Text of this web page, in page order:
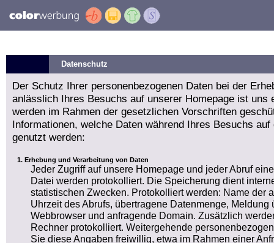
Datenschutz
Der Schutz Ihrer personenbezogenen Daten bei der
anlässlich Ihres Besuchs auf unserer Homepage ist uns
werden im Rahmen der gesetzlichen Vorschriften
Informationen, welche Daten während Ihres Besuchs
genutzt werden:
Erhebung und Verarbeitung von Daten
Jeder Zugriff auf unsere Homepage und jeder Abruf
Datei werden protokolliert. Die Speicherung dient
statistischen Zwecken. Protokolliert werden: Name der
Uhrzeit des Abrufs, übertragene Datenmenge, Meldung
Webbrowser und anfragende Domain. Zusätzlich
Rechner protokolliert. Weitergehende
Sie diese Angaben freiwillig, etwa im Rahmen einer